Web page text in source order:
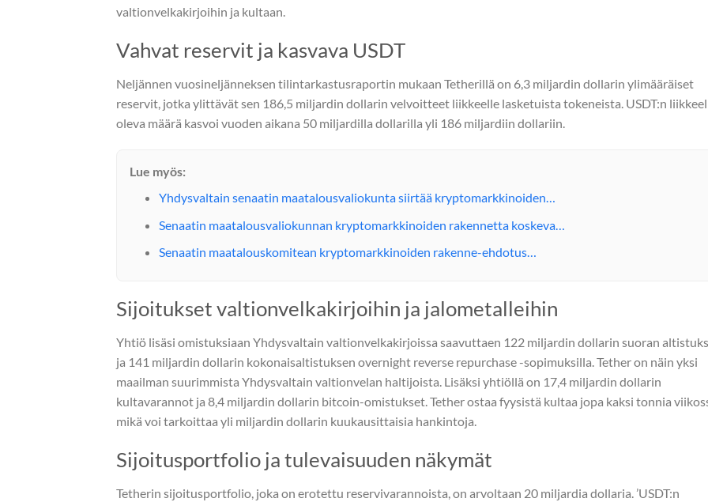
valtionvelkakirjoihin ja kultaan.
Vahvat reservit ja kasvava USDT
Neljännen vuosineljänneksen tilintarkastusraportin mukaan Tetherillä on 6,3 miljardin dollarin ylimääräiset
reservit, jotka ylittävät sen 186,5 miljardin dollarin velvoitteet liikkeelle lasketuista tokeneista. USDT:n
oleva määrä kasvoi vuoden aikana 50 miljardilla dollarilla yli 186 miljardiin dollariin.
Lue myös:
Yhdysvaltain senaatin maatalousvaliokunta siirtää kryptomarkkinoiden…
Senaatin maatalousvaliokunnan kryptomarkkinoiden rakennetta koskeva…
Senaatin maatalouskomitean kryptomarkkinoiden rakenne-ehdotus…
Sijoitukset valtionvelkakirjoihin ja jalometalleihin
Yhtiö lisäsi omistuksiaan Yhdysvaltain valtionvelkakirjoissa saavuttaen 122 miljardin dollarin suoran
ja 141 miljardin dollarin kokonaisaltistuksen overnight reverse repurchase -sopimuksilla. Tether on näin yksi
maailman suurimmista Yhdysvaltain valtionvelan haltijoista. Lisäksi yhtiöllä on 17,4 miljardin dollarin
kultavarannot ja 8,4 miljardin dollarin bitcoin-omistukset. Tether ostaa fyysistä kultaa jopa kaksi tonnia
mikä voi tarkoittaa yli miljardin dollarin kuukausittaisia hankintoja.
Sijoitusportfolio ja tulevaisuuden näkymät
Tetherin sijoitusportfolio, joka on erotettu reservivarannoista, on arvoltaan 20 miljardia dollaria. ’USDT:n